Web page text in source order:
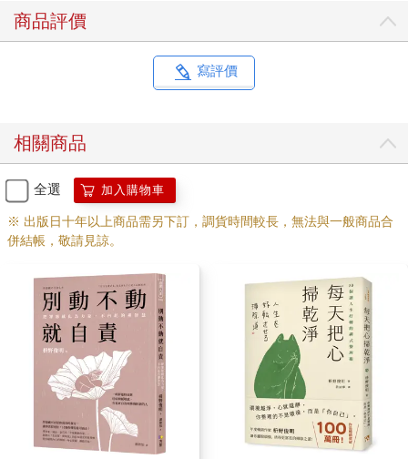
來，視為理所當然。但是生命終有結束，死亡是自然的結果，並
不是每個人每天都能活著迎接新的一天。
的今日景色，禮拜朝陽，或是做深呼吸時在內心感謝，沉浸在幸
造出幸福體質。
38 大聲說：「今天會是美好的一天！」——帶著這樣的信心走出
家門
沒有人知道今天會是怎樣的一天。
每個人每天都有預定的行程，但是不同的日子，情緒可能是興奮
或是沉重。跨出家門時的心情，大多受到當天即將面對的工作所
所以每天出門前對自己說：「今天會是美好的一天！」滿懷這樣
的信心，用開朗的心境照亮前方一樣，跨出活力十足的一步，十
分重要。
要極力避免負面的臆測，保持心情開朗。不管接下來要做什麼，
商品評價
寫評價
相關商品
全選 加入購物車
※ 出版日十年以上商品需另下訂，調貨時間較長，無法與一般商品合
併結帳，敬請見諒。